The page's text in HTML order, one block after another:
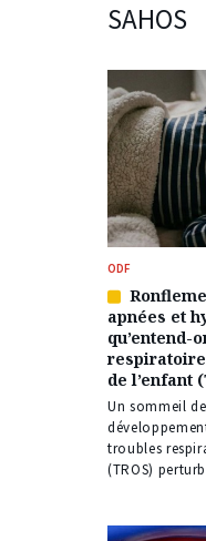
SAHOS
ODF
Article
réservé
à
nos
abonnés
apnées et
qu’entend-
de l’enfant
Un sommeil
troubles
(TROS)